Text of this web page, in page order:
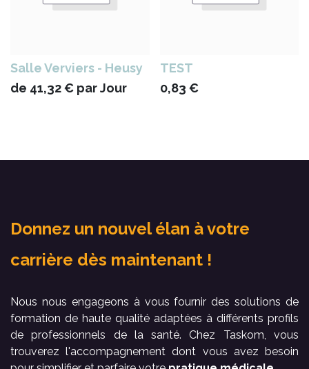
Salle Verviers - Heusy
de 41,32€ parJour
TEST
0,83 €
Donnez un nouvel élan à votre
carrière dès maintenant !
Nous nous engageons à vous fournir des solutions de
formation de haute qualité adaptées à différents profils
de professionnels de la santé. Chez Taskom, vous
trouverez l'accompagnement dont vous avez besoin